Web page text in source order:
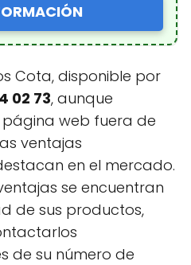
Cota, disponible por
02 73, aunque
web fuera de
ventajas
en el mercado.
se encuentran
de sus productos,
de su número de